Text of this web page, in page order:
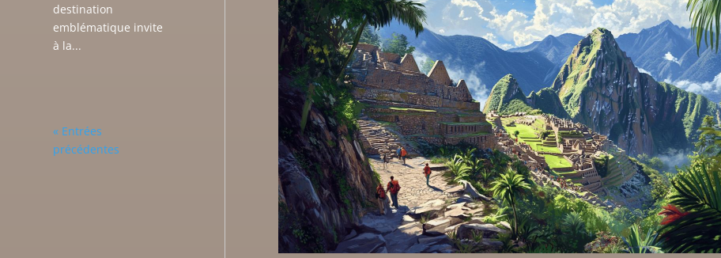
destination
emblématique invite
à la...
« Entrées
précédentes